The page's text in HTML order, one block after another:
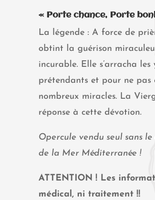
« Porte chance, Porte
La légende : A force de
obtint la guérison
incurable. Elle s’arracha
prétendants et pour ne
nombreux miracles. La
réponse à cette dévotion.
Opercule vendu seul sans
de la Mer Méditerranée !
ATTENTION ! Les
médical, ni traitement !!